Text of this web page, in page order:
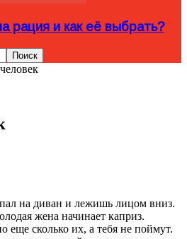
рация и как её выбрать?
на диван и лежишь лицом вниз.
жена начинает каприз.
еще сколько их, а тебя не поймут.